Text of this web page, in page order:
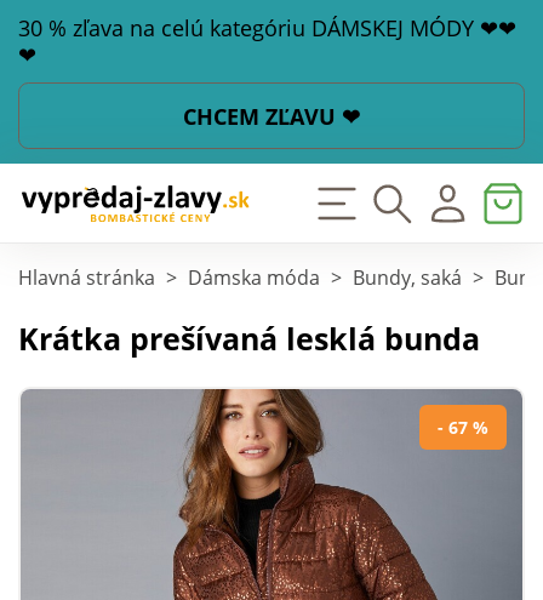
30 % zľava na celú kategóriu DÁMSKEJ MÓDY ❤❤
❤
CHCEM ZĽAVU ❤
Hlavná stránka > Dámska móda > Bundy, saká >
Krátka prešívaná lesklá bunda
- 67 %